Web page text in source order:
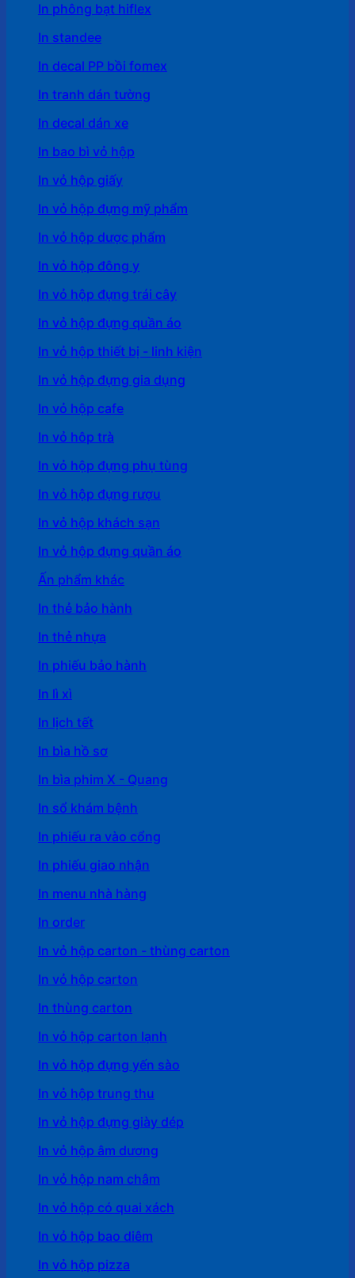
In phông bạt hiflex
In standee
In decal PP bồi fomex
In tranh dán tường
In decal dán xe
In bao bì vỏ hộp
In vỏ hộp giấy
In vỏ hộp đựng mỹ phẩm
In vỏ hộp dược phẩm
In vỏ hộp đông y
In vỏ hộp đựng trái cây
In vỏ hộp đựng quần áo
In vỏ hộp thiết bị - linh kiện
In vỏ hộp đựng gia dụng
In vỏ hộp cafe
In vỏ hôp trà
In vỏ hộp đựng phụ tùng
In vỏ hộp đựng rượu
In vỏ hộp khách sạn
In vỏ hộp đựng quần áo
Ấn phẩm khác
In thẻ bảo hành
In thẻ nhựa
In phiếu bảo hành
In lì xì
In lịch tết
In bìa hồ sơ
In bìa phim X - Quang
In sổ khám bệnh
In phiếu ra vào cổng
In phiếu giao nhận
In menu nhà hàng
In order
In vỏ hộp carton - thùng carton
In vỏ hộp carton
In thùng carton
In vỏ hộp carton lạnh
In vỏ hộp đựng yến sào
In vỏ hộp trung thu
In vỏ hộp đựng giày dép
In vỏ hộp âm dương
In vỏ hộp nam châm
In vỏ hộp có quai xách
In vỏ hộp bao diêm
In vỏ hộp pizza